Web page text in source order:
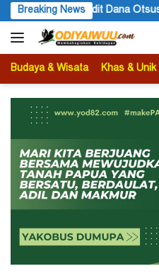
Langsung
ke
konten
Breaking News
Seluruh Tanah Papua
Budaya & Wisata Khas & Unik